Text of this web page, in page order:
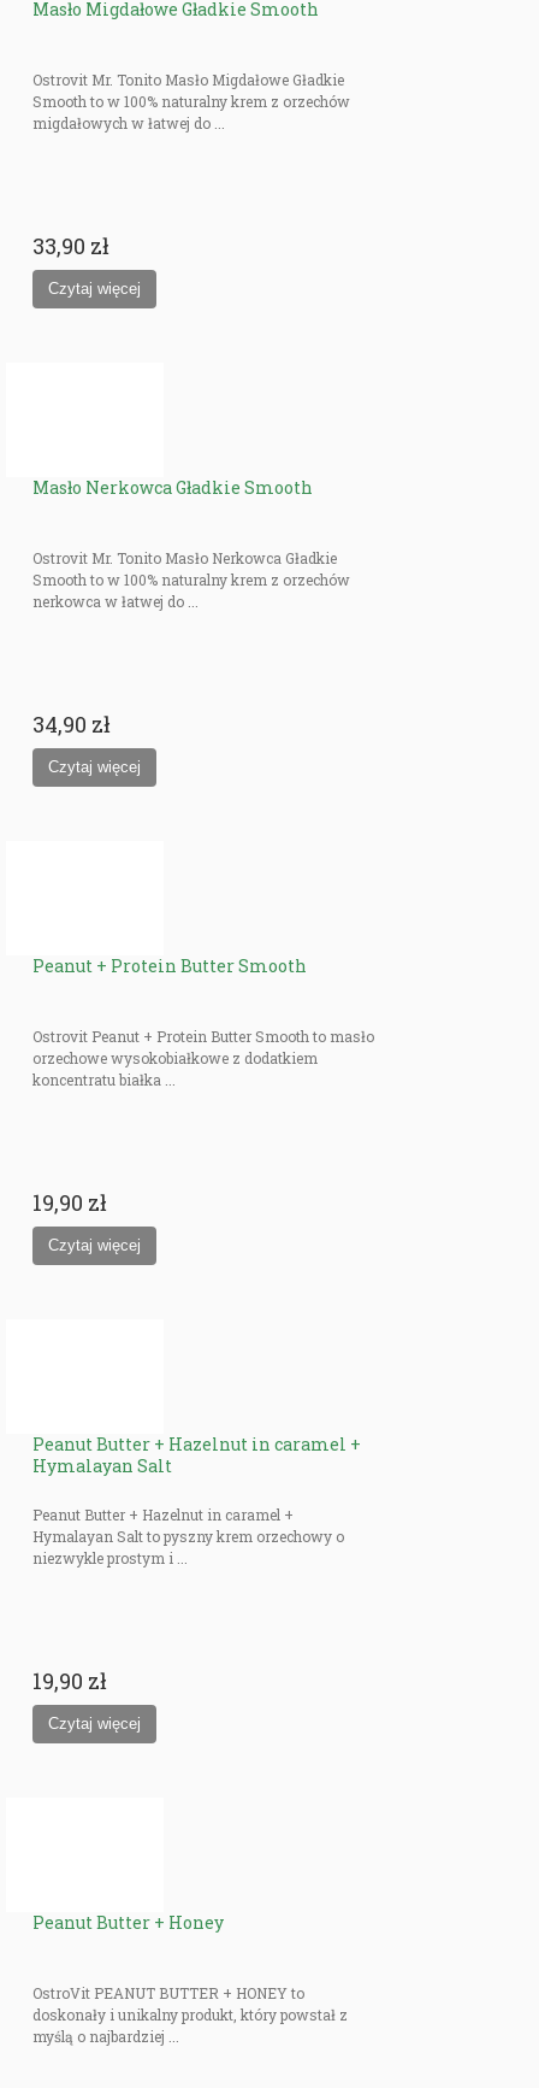
Masło Migdałowe Gładkie Smooth
Ostrovit Mr. Tonito Masło Migdałowe Gładkie
Smooth to w 100% naturalny krem z orzechów
migdałowych w łatwej do ...
33,90 zł
Masło Nerkowca Gładkie Smooth
Ostrovit Mr. Tonito Masło Nerkowca Gładkie
Smooth to w 100% naturalny krem z orzechów
nerkowca w łatwej do ...
34,90 zł
Peanut + Protein Butter Smooth
Ostrovit Peanut + Protein Butter Smooth to masło
orzechowe wysokobiałkowe z dodatkiem
koncentratu białka ...
19,90 zł
Peanut Butter + Hazelnut in caramel +
Hymalayan Salt
Peanut Butter + Hazelnut in caramel +
Hymalayan Salt to pyszny krem orzechowy o
niezwykle prostym i ...
19,90 zł
Peanut Butter + Honey
OstroVit PEANUT BUTTER + HONEY to
doskonały i unikalny produkt, który powstał z
myślą o najbardziej ...